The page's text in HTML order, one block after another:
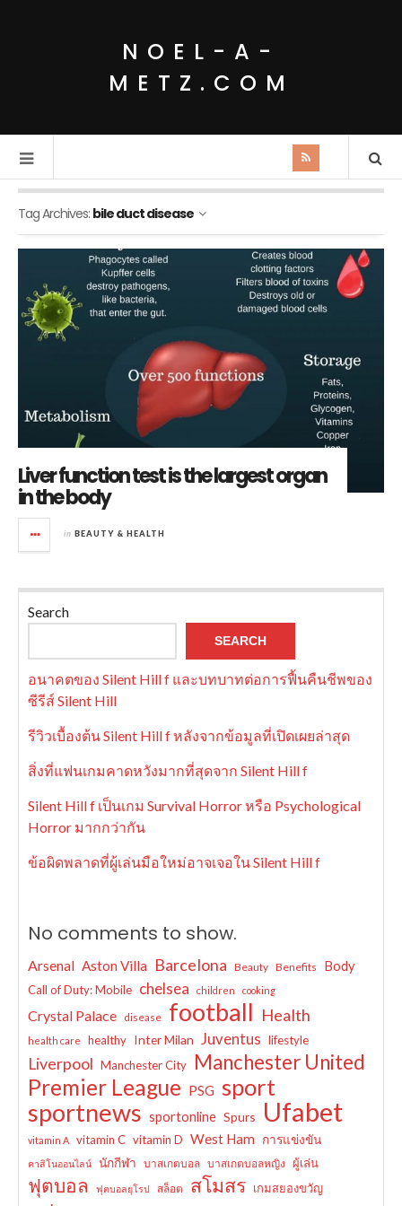
NOEL-A-
METZ.COM
Tag Archives: bile duct disease
Liver function test is the largest organ
in the body
in BEAUTY & HEALTH
Search
SEARCH
อนาคตของ Silent Hill f และบทบาทต่อการฟื้นคืนชีพของ
ซีรีส์ Silent Hill
รีวิวเบื้องต้น Silent Hill f หลังจากข้อมูลที่เปิดเผยล่าสุด
สิ่งที่แฟนเกมคาดหวังมากที่สุดจาก Silent Hill f
Silent Hill f เป็นเกม Survival Horror หรือ Psychological
Horror มากกว่ากัน
ข้อผิดพลาดที่ผู้เล่นมือใหม่อาจเจอใน Silent Hill f
No comments to show.
Arsenal Aston Villa Barcelona Beauty Benefits Body
Call of Duty: Mobile chelsea children cooking
Crystal Palace disease football Health
health care healthy Inter Milan Juventus lifestyle
Liverpool Manchester City Manchester United
Premier League PSG sport
sportnews sportonline Spurs Ufabet
vitamin A vitamin C vitamin D West Ham การแข่งขัน
คาสิโนออนไลน์ นักกีฬา บาสเกตบอล บาสเกตบอลหญิง ผู้เล่น
ฟุตบอล ฟุตบอลยุโรป สล็อต สโมสร เกมสยองขวัญ